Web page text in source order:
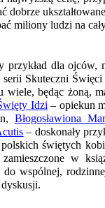
dobrze
miliony ludzi na
przykład dla
Skuteczni
wiele, będąc żoną,
Idzi – opiekun
Błogosławiona
– doskonały
świętych
w
do wspólnej,